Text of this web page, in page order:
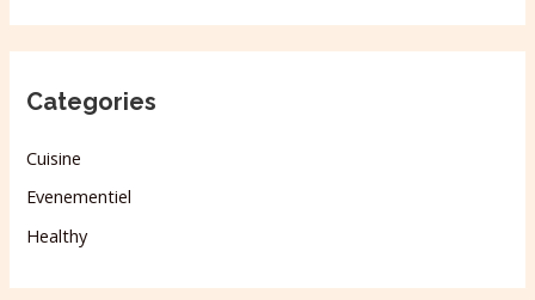
Categories
Cuisine
Evenementiel
Healthy